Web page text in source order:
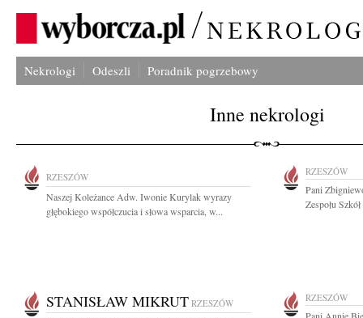
Nekrologi Odeszli Poradnik pogrzebowy
Inne nekrologi
RZESZÓW
Naszej Koleżance Adw. Iwonie Kurylak wyrazy
głębokiego współczucia i słowa wsparcia, w...
RZESZÓW
Pani
Zespołu
STANISŁAW MIKRUT RZESZÓW RZESZÓW